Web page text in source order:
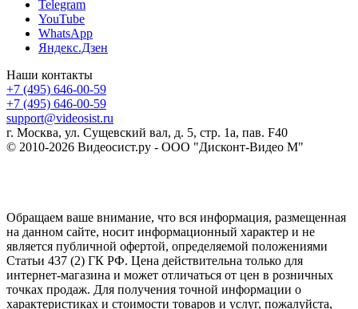
Telegram
YouTube
WhatsApp
Яндекс.Дзен
Наши контакты
+7 (495) 646-00-59
+7 (495) 646-00-59
support@videosist.ru
г. Москва, ул. Сущевский вал, д. 5, стр. 1а, пав. F40
© 2010-2026 Видеосист.ру - ООО "Дисконт-Видео М"
Обращаем ваше внимание, что вся информация, размещенная
на данном сайте, носит информационный характер и не
является публичной офертой, определяемой положениями
Статьи 437 (2) ГК РФ. Цена действительна только для
интернет-магазина и может отличаться от цен в розничных
точках продаж. Для получения точной информации о
характеристиках и стоимости товаров и услуг, пожалуйста,